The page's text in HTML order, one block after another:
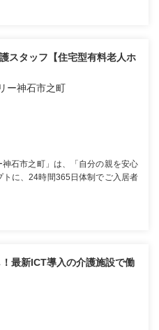
スタッフ【住宅型有料老人ホ
ー神石市之町
石市之町」は、「自分の親を安心
に、24時間365日体制でご入居者
最新ICT導入の介護施設で働